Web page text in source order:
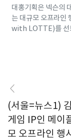
대홍기획은 넥슨의
는 대규모 오프라
with LOTTE)를 선
(서울=뉴스1)
게임 IP인 메이
모 오프라인 행